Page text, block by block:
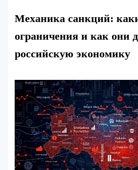
Механика санкций:
ограничения и как они
российскую экономику